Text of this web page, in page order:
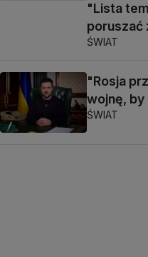
"Lista
poruszać
ŚWIAT
"Rosja
wojnę, by
ŚWIAT